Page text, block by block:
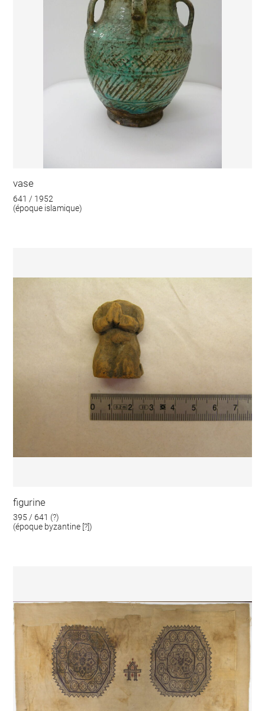
vase
641 / 1952
(époque islamique)
figurine
395 / 641 (?)
(époque byzantine [?])